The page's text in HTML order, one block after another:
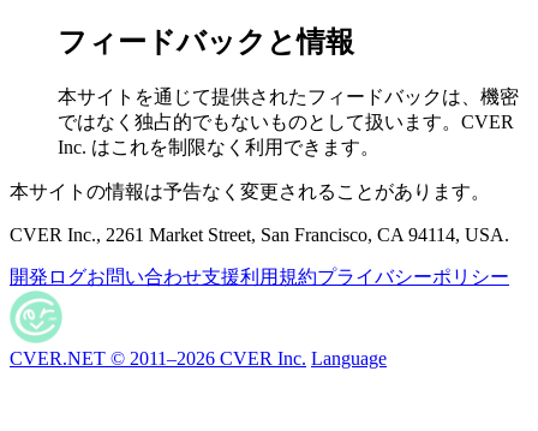
フィードバックと情報
本サイトを通じて提供されたフィードバックは、機密
ではなく独占的でもないものとして扱います。CVER
Inc. はこれを制限なく利用できます。
本サイトの情報は予告なく変更されることがあります。
CVER Inc., 2261 Market Street, San Francisco, CA 94114, USA.
開発ログお問い合わせ支援利用規約プライバシーポリシー
CVER.NET © 2011–2026 CVER Inc. Language